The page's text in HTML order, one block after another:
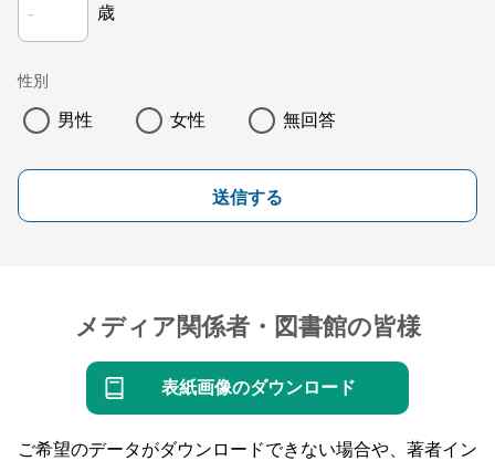
歳
性別
男性 女性 無回答
送信する
メディア関係者・図書館の皆様
表紙画像のダウンロード
ご希望のデータがダウンロードできない場合や、著者イン